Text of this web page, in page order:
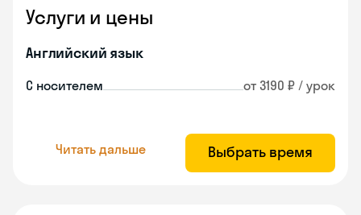
Услуги и цены
Английский язык
С носителем от 3190 ₽ / урок
Читать дальше Выбрать время